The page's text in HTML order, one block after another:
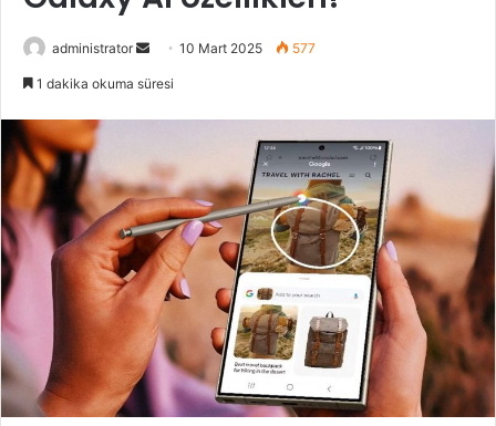
administrator
Bir
10 Mart 2025 577
1 dakika okuma süresi